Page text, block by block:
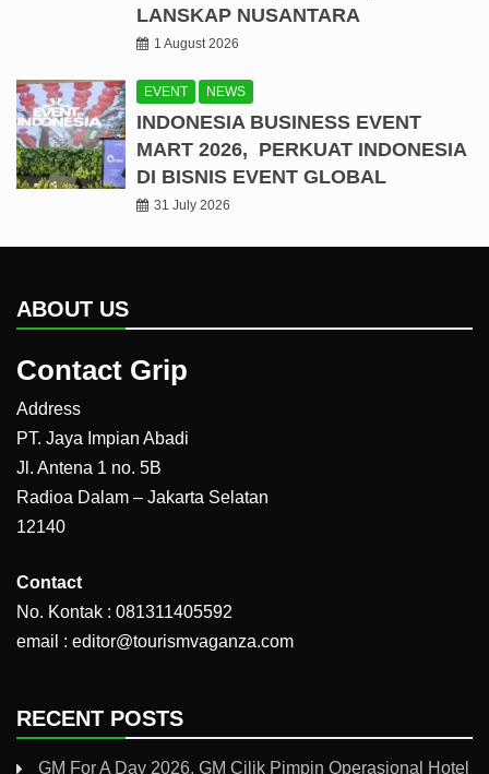
LANSKAP NUSANTARA
1 August 2026
EVENT NEWS
INDONESIA BUSINESS EVENT
MART 2026, PERKUAT INDONESIA
DI BISNIS EVENT GLOBAL
31 July 2026
ABOUT US
Contact Grip
Address
PT. Jaya Impian Abadi
Jl. Antena 1 no. 5B
Radioa Dalam – Jakarta Selatan
12140
Contact
No. Kontak : 081311405592
email : editor@tourismvaganza.com
RECENT POSTS
GM For A Day 2026, GM Cilik Pimpin Operasional Hotel